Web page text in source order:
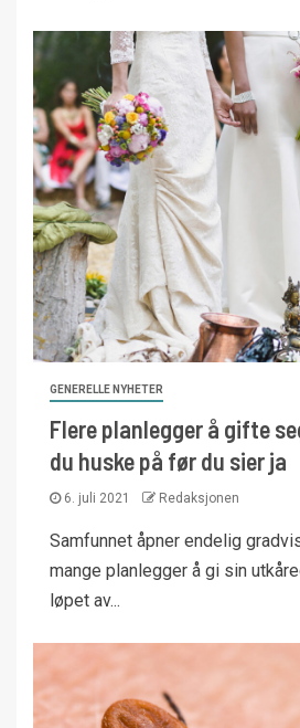
GENERELLE NYHETER
Flere planlegger å gifte
du huske på før du sier ja
6. juli 2021 Redaksjonen
Samfunnet åpner endelig
mange planlegger å gi sin
løpet av...